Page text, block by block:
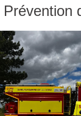
Prévention